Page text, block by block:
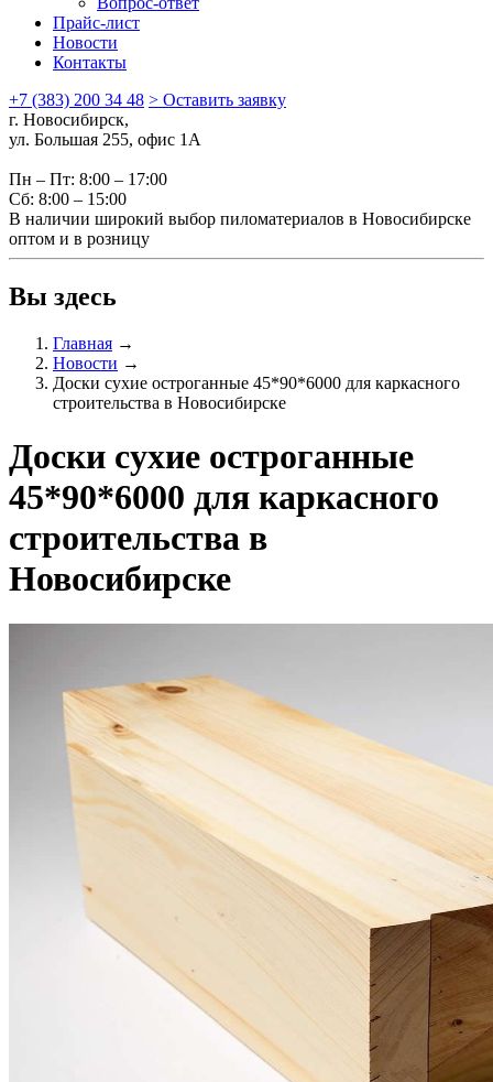
Прайс-лист
Новости
Контакты
+7 (383) 200 34 48 > Оставить заявку
г. Новосибирск,
ул. Большая 255, офис 1А
Пн – Пт: 8:00 – 17:00
Сб: 8:00 – 15:00
В наличии широкий выбор пиломатериалов в Новосибирске
оптом и в розницу
Вы здесь
Главная →
Новости →
Доски сухие остроганные 45*90*6000 для каркасного
строительства в Новосибирске
Доски сухие остроганные
45*90*6000 для каркасного
строительства в
Новосибирске